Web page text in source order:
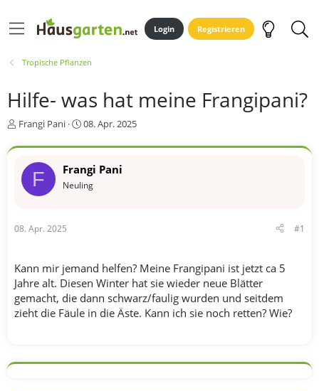
Login Registrieren
Tropische Pflanzen
Hilfe- was hat meine Frangipani?
E
s
e
r
Frangi Pani
E
s
e
l
08. Apr. 2025
F Frangi Pani
Neuling
08. Apr. 2025 #1
Kann mir jemand helfen? Meine Frangipani ist jetzt ca 5
Jahre alt. Diesen Winter hat sie wieder neue Blätter
gemacht, die dann schwarz/faulig wurden und seitdem
zieht die Fäule in die Äste. Kann ich sie noch retten? Wie?